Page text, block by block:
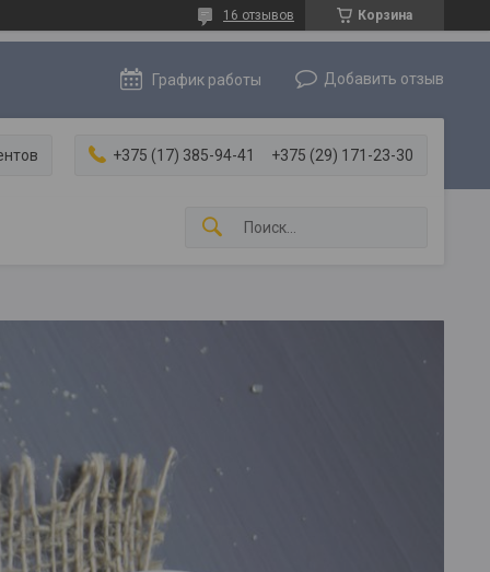
Корзина
16 отзывов
График работы Добавить отзыв
+375 (17) 385-94-41 +375 (29) 171-23-30